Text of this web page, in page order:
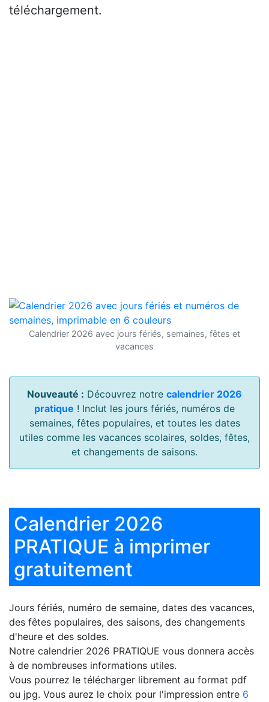
téléchargement.
Calendrier 2026 avec jours fériés, semaines, fêtes et
vacances
Nouveauté : Découvrez notre calendrier 2026
pratique ! Inclut les jours fériés, numéros de
semaines, fêtes populaires, et toutes les dates
utiles comme les vacances scolaires, soldes, fêtes,
et changements de saisons.
Calendrier 2026
PRATIQUE à imprimer
gratuitement
Jours fériés, numéro de semaine, dates des vacances,
des fêtes populaires, des saisons, des changements
d'heure et des soldes.
Notre calendrier 2026 PRATIQUE vous donnera accès
à de nombreuses informations utiles.
Vous pourrez le télécharger librement au format pdf
ou jpg. Vous aurez le choix pour l'impression entre 6